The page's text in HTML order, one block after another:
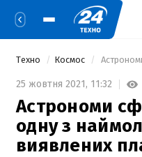
Техно Космос
25 жовтня 2021, 11:32
Астрономи
одну з
виявлених